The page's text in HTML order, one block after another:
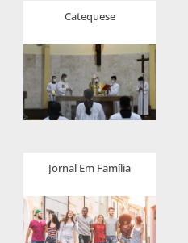
Catequese
Jornal Em Família